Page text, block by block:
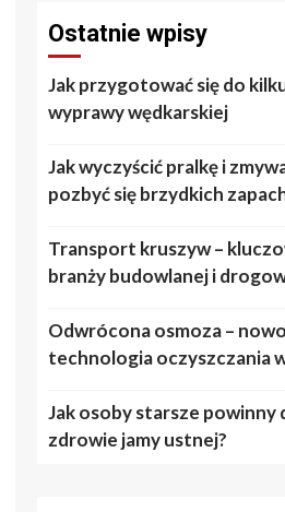
Ostatnie wpisy
Jak przygotować się do
wyprawy wędkarskiej
Jak wyczyścić pralkę i
pozbyć się brzydkich
Transport kruszyw –
branży budowlanej i
Odwrócona osmoza –
technologia oczyszczania
Jak osoby starsze powinny
zdrowie jamy ustnej?